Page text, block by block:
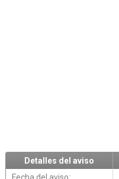
Detalles del aviso